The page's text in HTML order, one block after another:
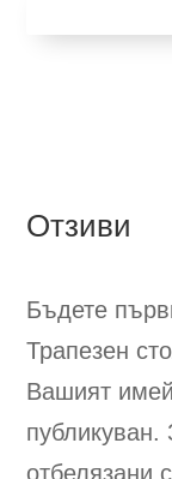
Отзиви
Бъдете
Трапезен
Вашият
публикуван.
отбелязани